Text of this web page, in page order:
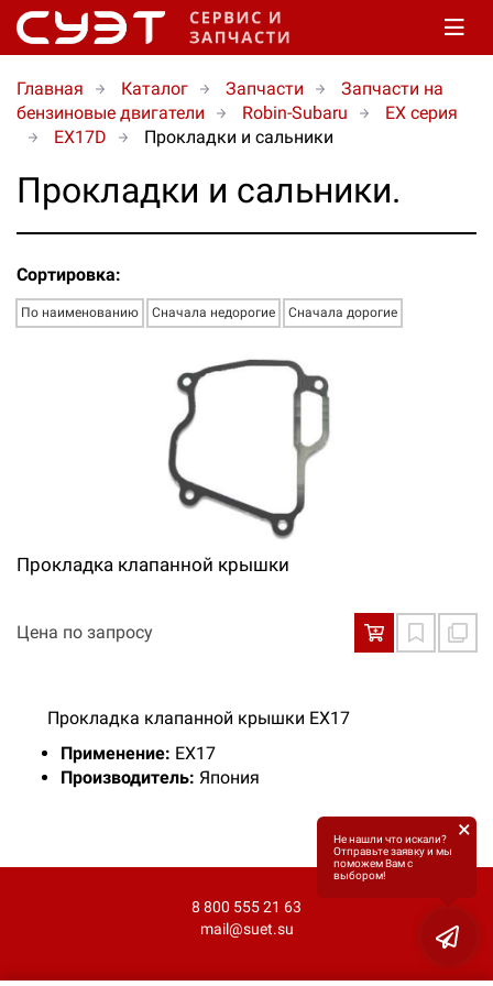
Главная Каталог Запчасти
Запчасти на
бензиновые двигатели
Robin-Subaru
EX серия
EX17D
Прокладки и сальники
Прокладки и сальники.
Сортировка:
По наименованию Сначала недорогие Сначала дорогие
Прокладка клапанной крышки
Цена по запросу
Прокладка клапанной крышки ЕХ17
Применение: EХ17
Производитель: Япония
8 800 555 21 63
mail@suet.su
Не нашли что искали?
Отправьте заявку и мы
поможем Вам с
выбором!
×